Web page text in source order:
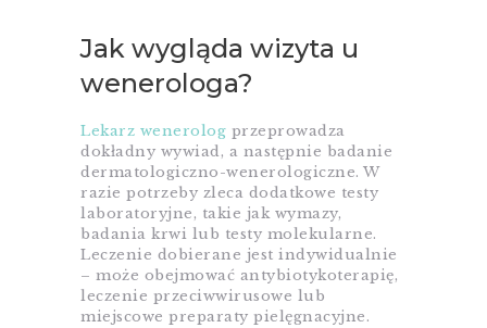
Jak wygląda wizyta u
wenerologa?
Lekarz wenerolog przeprowadza
dokładny wywiad, a następnie badanie
dermatologiczno-wenerologiczne. W
razie potrzeby zleca dodatkowe testy
laboratoryjne, takie jak wymazy,
badania krwi lub testy molekularne.
Leczenie dobierane jest indywidualnie
– może obejmować antybiotykoterapię,
leczenie przeciwwirusowe lub
miejscowe preparaty pielęgnacyjne.